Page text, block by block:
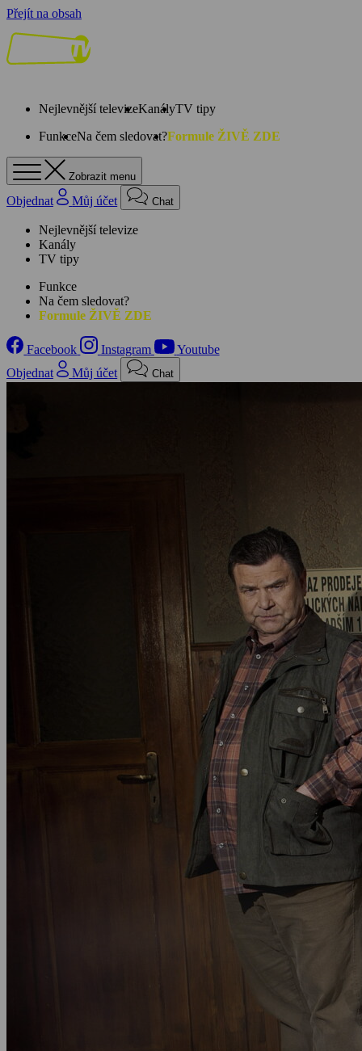
Přejít na obsah
Nejlevnější televizeKanályTV tipy
FunkceNa čem sledovat?Formule ŽIVĚ ZDE
Zobrazit menu
Objednat Můj účet Chat
Nejlevnější televize
Kanály
TV tipy
Funkce
Na čem sledovat?
Formule ŽIVĚ ZDE
Facebook Instagram
Youtube
Objednat
Můj účet Chat